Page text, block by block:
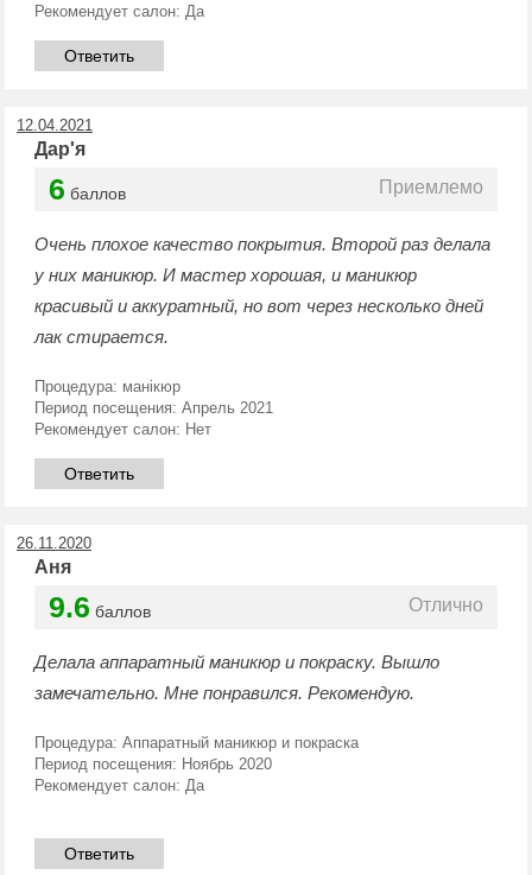
Рекомендует салон: Да
Ответить
12.04.2021
Дар'я
6 баллов Приемлемо
Очень плохое качество покрытия. Второй раз делала
у них маникюр. И мастер хорошая, и маникюр
красивый и аккуратный, но вот через несколько дней
лак стирается.
Процедура: манікюр
Период посещения: Апрель 2021
Рекомендует салон: Нет
Ответить
26.11.2020
Аня
9.6 баллов Отлично
Делала аппаратный маникюр и покраску. Вышло
замечательно. Мне понравился. Рекомендую.
Процедура: Аппаратный маникюр и покраска
Период посещения: Ноябрь 2020
Рекомендует салон: Да
Ответить